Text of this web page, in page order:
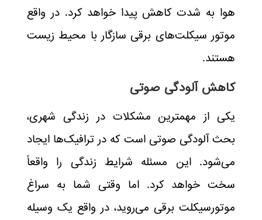
هوا به شدت کاهش پیدا خواهد کرد. در واقع
موتور سیکلت‌های برقی سازگار با محیط زیست
هستند.
کاهش آلودگی صوتی
یکی از مهمترین مشکلات در زندگی شهری،
بحث آلودگی صوتی است که در ترافیک‌ها ایجاد
می‌شود. این مسئله شرایط زندگی را واقعاً
سخت خواهد کرد. اما وقتی شما به سراغ
موتورسیکلت برقی می‌روید، در واقع یک وسیله